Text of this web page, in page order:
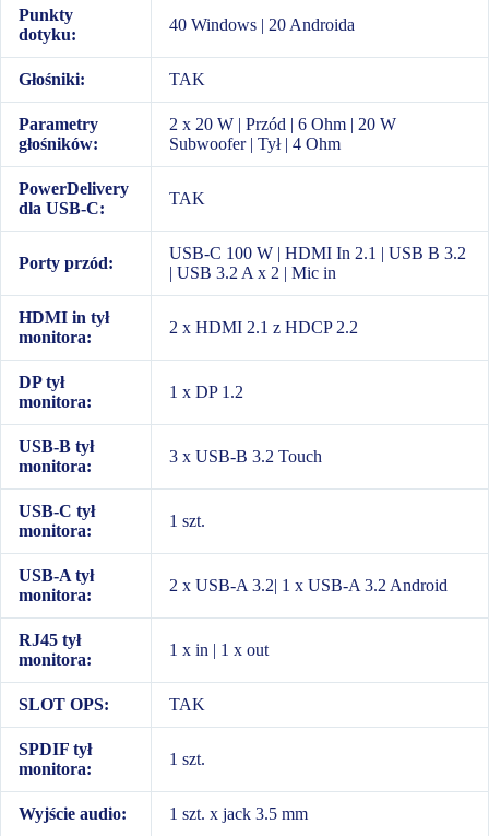
Punkty
dotyku:
40 Windows | 20 Androida
Głośniki: TAK
Parametry
głośników:
2 x 20 W | Przód | 6 Ohm | 20 W
Subwoofer | Tył | 4 Ohm
PowerDelivery
dla USB-C:
TAK
Porty przód:
USB-C 100 W | HDMI In 2.1 | USB B 3.2
| USB 3.2 A x 2 | Mic in
HDMI in tył
monitora:
2 x HDMI 2.1 z HDCP 2.2
DP tył
monitora:
1 x DP 1.2
USB-B tył
monitora:
3 x USB-B 3.2 Touch
USB-C tył
monitora:
1 szt.
USB-A tył
monitora:
2 x USB-A 3.2| 1 x USB-A 3.2 Android
RJ45 tył
monitora:
1 x in | 1 x out
SLOT OPS: TAK
SPDIF tył
monitora:
1 szt.
Wyjście audio: 1 szt. x jack 3.5 mm